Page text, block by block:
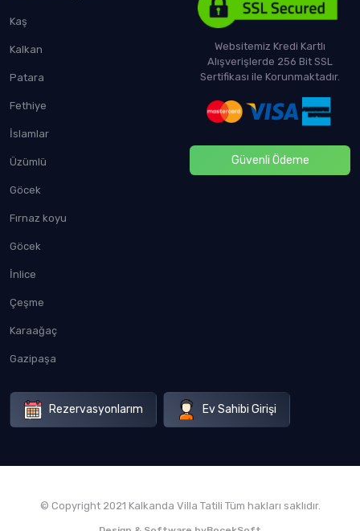
Kaş
Kalkan
Patara
Fethiye
İslamlar
Üzümlü
Göcek
Fırnaz koyu
Göcek
İnlice
Çeşme
Karaağaç
Gazipaşa
Websitemiz Kredi Kartlı
Alışverişlerde 256 Bit SSL
Sertifikası ile Korunmaktadır.
Güvenli Ödeme
Rezervasyonlarım Ev Sahibi Girişi
© Copyright 2021 Kalkanda Villa Tatili Tüm hakları saklıdır.